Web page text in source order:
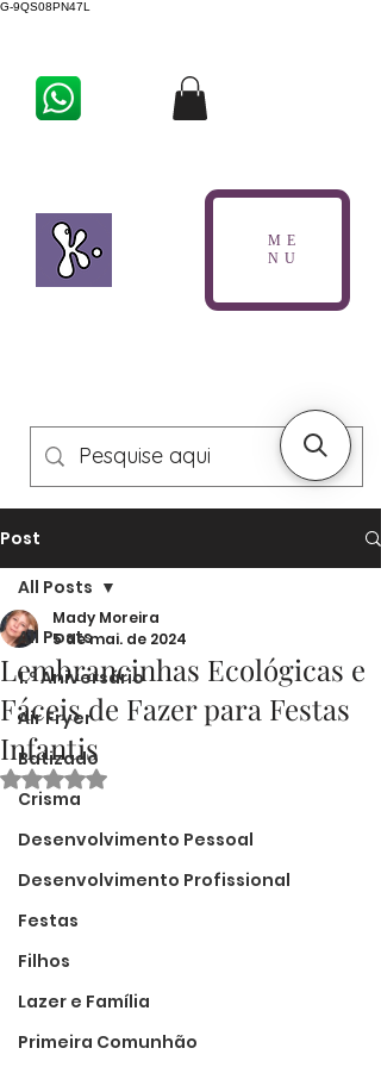
G-9QS08PN47L
ME
NU
Post
All Posts
1.º Aniversário
Air Fryer
Batizado
Crisma
Desenvolvimento Pessoal
Desenvolvimento Profissional
Festas
Filhos
Lazer e Família
Primeira Comunhão
All Posts
Lembrancinhas Ecológicas e
Fáceis de Fazer para Festas
Infantis
Mady Moreira
5 de mai. de 2024
Avaliado com NaN de 5 estrelas.